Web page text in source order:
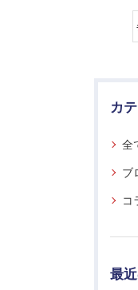
カ
全
ブ
コ
最